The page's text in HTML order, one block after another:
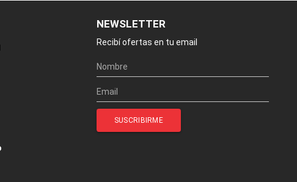
NEWSLETTER
Recibí ofertas en tu email